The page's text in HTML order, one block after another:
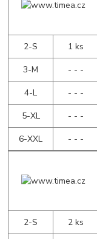
2-S
1 ks
3-M
- - -
4-L
- - -
5-XL
- - -
6-XXL
- - -
2-S
2 ks